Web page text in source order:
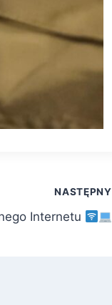
NASTĘPNY
Internetu